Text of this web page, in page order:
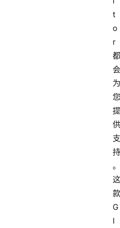
t
o
r
都
会
为
您
提
供
支
持
。
这
款
G
I